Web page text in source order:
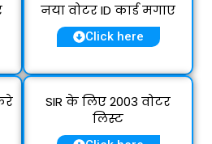
नया वोटर ID कार्ड मगाए
Click here
SIR के लिए 2003 वोटर
लिस्ट